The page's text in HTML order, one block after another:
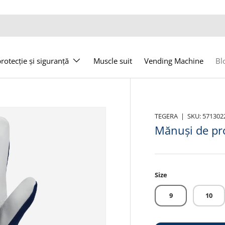
și siguranță Muscle suit Vending Machine
TEGERA |SKU:
Mănuși de
Size
9 10